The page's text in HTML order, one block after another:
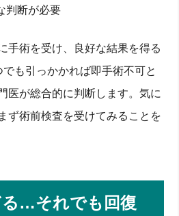
判断が必要
手術を受け、良好な結果を得る
も引っかかれば即手術不可と
医が総合的に判断します。気に
ず術前検査を受けてみることを
…それでも回復